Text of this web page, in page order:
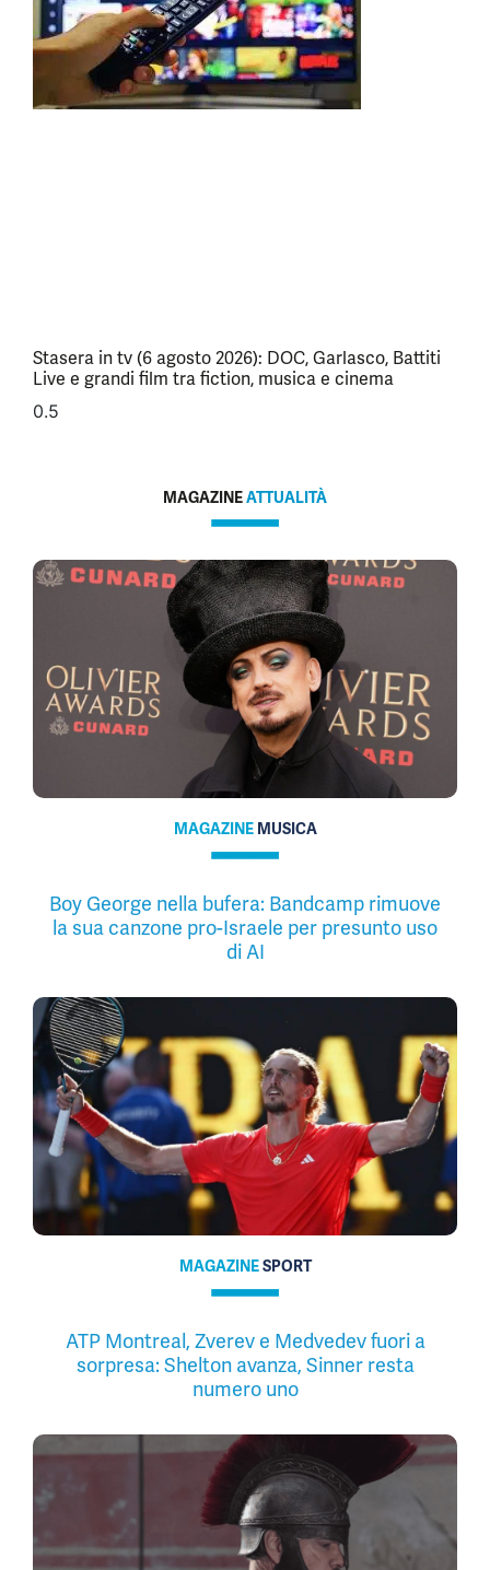
Stasera in tv (6 agosto 2026): DOC, Garlasco, Battiti
Live e grandi film tra fiction, musica e cinema
MAGAZINEATTUALITÀ
MAGAZINE MUSICA
Boy George nella bufera: Bandcamp rimuove
la sua canzone pro-Israele per presunto uso
di AI
MAGAZINESPORT
ATP Montreal, Zverev e Medvedev fuori a
sorpresa: Shelton avanza, Sinner resta
numero uno